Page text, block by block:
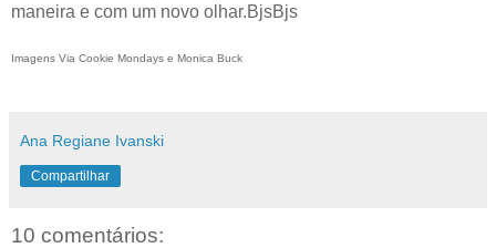
maneira e com um novo olhar.BjsBjs
Imagens Via Cookie Mondays e Monica Buck
Ana Regiane Ivanski
Compartilhar
10 comentários: